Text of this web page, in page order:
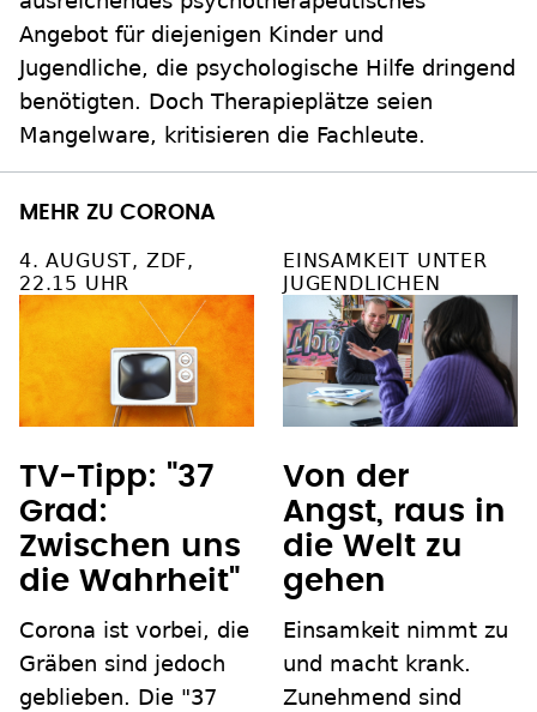
Angebot für diejenigen Kinder und
Jugendliche, die psychologische Hilfe dringend
benötigten. Doch Therapieplätze seien
Mangelware, kritisieren die Fachleute.
MEHR ZU CORONA
4. AUGUST, ZDF,
22.15 UHR
TV-Tipp: "37
Grad:
Zwischen uns
die Wahrheit"
Corona ist vorbei, die
Gräben sind jedoch
geblieben. Die "37
EINSAMKEIT UNTER
JUGENDLICHEN
Von der
Angst, raus in
die Welt zu
gehen
Einsamkeit nimmt zu
und macht krank.
Zunehmend sind